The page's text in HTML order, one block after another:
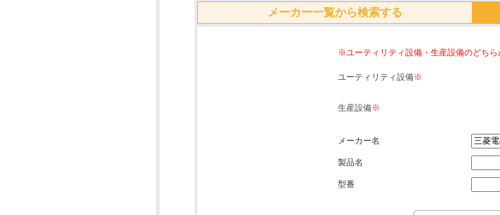
メーカー一覧から検索する
※ユーティリティ設備・生産設備のどちら
ユーティリティ設備※
生産設備※
メーカー名
製品名
型番